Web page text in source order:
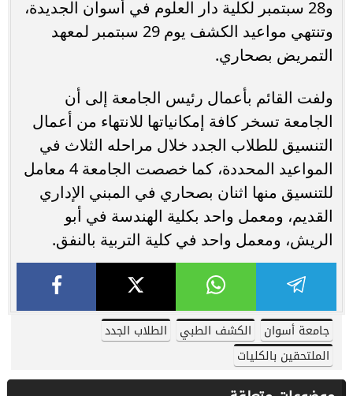
و28 سبتمبر لكلية دار العلوم في أسوان الجديدة،
وتنتهي مواعيد الكشف يوم 29 سبتمبر لمعهد
التمريض بصحاري.
ولفت القائم بأعمال رئيس الجامعة إلى أن
الجامعة تسخر كافة إمكانياتها للانتهاء من أعمال
التنسيق للطلاب الجدد خلال مراحله الثلاث في
المواعيد المحددة، كما خصصت الجامعة 4 معامل
للتنسيق منها اثنان بصحاري في المبني الإداري
القديم، ومعمل واحد بكلية الهندسة في أبو
الريش، ومعمل واحد في كلية التربية بالنفق.
جامعة أسوان الكشف الطبي
الطلاب الجدد
الملتحقين بالكليات